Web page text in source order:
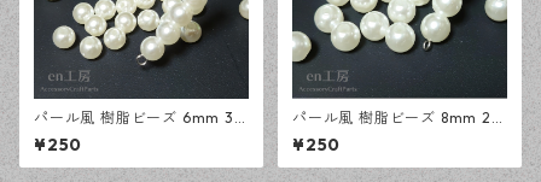
パール風 樹脂ビーズ 6mm 30
0個 アクリルビーズ アクセサ
リーパーツ ハンドメイド資材
【en工房】
¥250
パール風 樹脂ビーズ 8mm 20
0個 アクリルビーズ アクセサ
リーパーツ ハンドメイド資材
【en工房】
¥250